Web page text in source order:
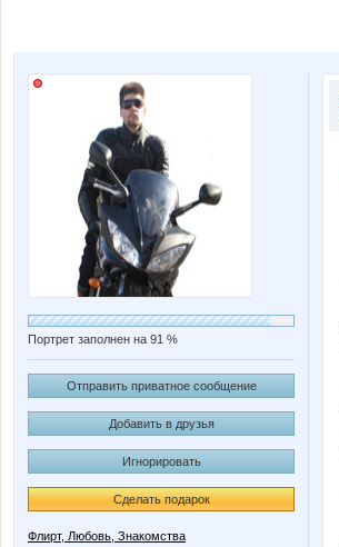
Портрет заполнен на 91 %
Отправить приватное сообщение
Добавить в друзья
Игнорировать
Сделать подарок
Флирт, Любовь, Знакомства